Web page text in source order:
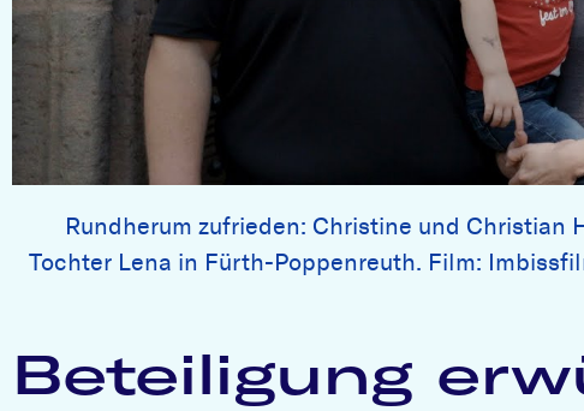
Rundherum zufrieden: Christine und Christian
Tochter Lena in Fürth-Poppenreuth. Film:
Beteiligung